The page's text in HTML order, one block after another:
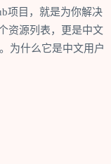
项目，就是为你解决
资源列表，更是中文
为什么它是中文用户